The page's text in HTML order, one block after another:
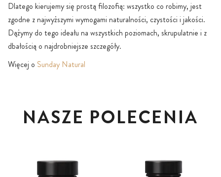
Dlatego kierujemy się prostą filozofią: wszystko co robimy, jest
zgodne z najwyższymi wymogami naturalności, czystości i jakości.
Dążymy do tego ideału na wszystkich poziomach, skrupulatnie i z
dbałością o najdrobniejsze szczegóły.
Więcej o Sunday Natural
NASZE POLECENIA